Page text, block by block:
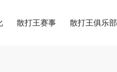
散打王赛事 散打王俱乐部